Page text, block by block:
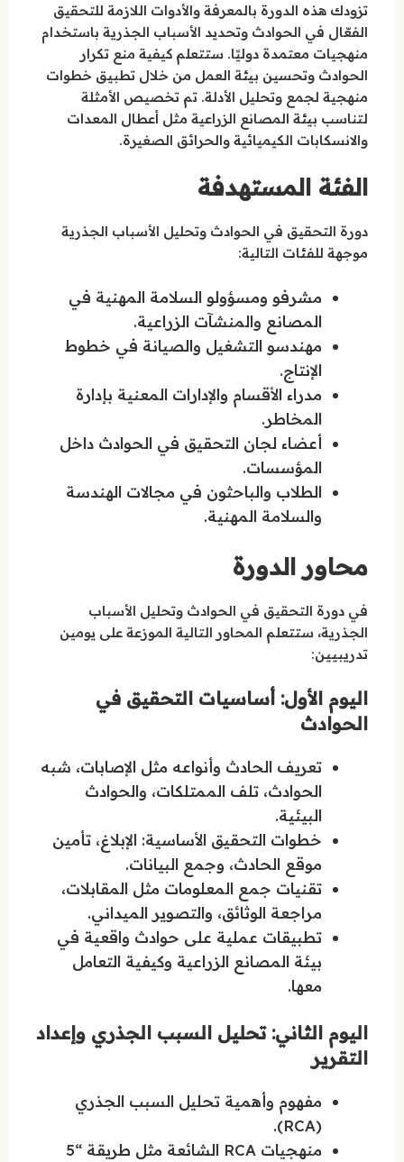
تزودك هذه الدورة بالمعرفة والأدوات اللازمة للتحقيق
الفعّال في الحوادث وتحديد الأسباب الجذرية باستخدام
منهجيات معتمدة دوليًا. ستتعلم كيفية منع تكرار
الحوادث وتحسين بيئة العمل من خلال تطبيق خطوات
منهجية لجمع وتحليل الأدلة. تم تخصيص الأمثلة
لتناسب بيئة المصانع الزراعية مثل أعطال المعدات
والانسكابات الكيميائية والحرائق الصغيرة.
الفئة المستهدفة
دورة التحقيق في الحوادث وتحليل الأسباب الجذرية
موجهة للفئات التالية:
مشرفو ومسؤولو السلامة المهنية في
المصانع والمنشآت الزراعية.
مهندسو التشغيل والصيانة في خطوط
الإنتاج.
مدراء الأقسام والإدارات المعنية بإدارة
المخاطر.
أعضاء لجان التحقيق في الحوادث داخل
المؤسسات.
الطلاب والباحثون في مجالات الهندسة
والسلامة المهنية.
محاور الدورة
في دورة التحقيق في الحوادث وتحليل الأسباب
الجذرية، ستتعلم المحاور التالية الموزعة على يومين
تدريبيين:
اليوم الأول: أساسيات التحقيق في
الحوادث
تعريف الحادث وأنواعه مثل الإصابات، شبه
الحوادث، تلف الممتلكات، والحوادث
البيئية.
خطوات التحقيق الأساسية: الإبلاغ، تأمين
موقع الحادث، وجمع البيانات.
تقنيات جمع المعلومات مثل المقابلات،
مراجعة الوثائق، والتصوير الميداني.
تطبيقات عملية على حوادث واقعية في
بيئة المصانع الزراعية وكيفية التعامل
معها.
اليوم الثاني: تحليل السبب الجذري وإعداد
التقرير
مفهوم وأهمية تحليل السبب الجذري
(RCA).
منهجيات RCA الشائعة مثل طريقة “5